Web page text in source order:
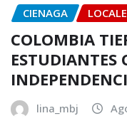
CIENAGA
COLOMBIA
ESTUDIANTES
lina_mbj